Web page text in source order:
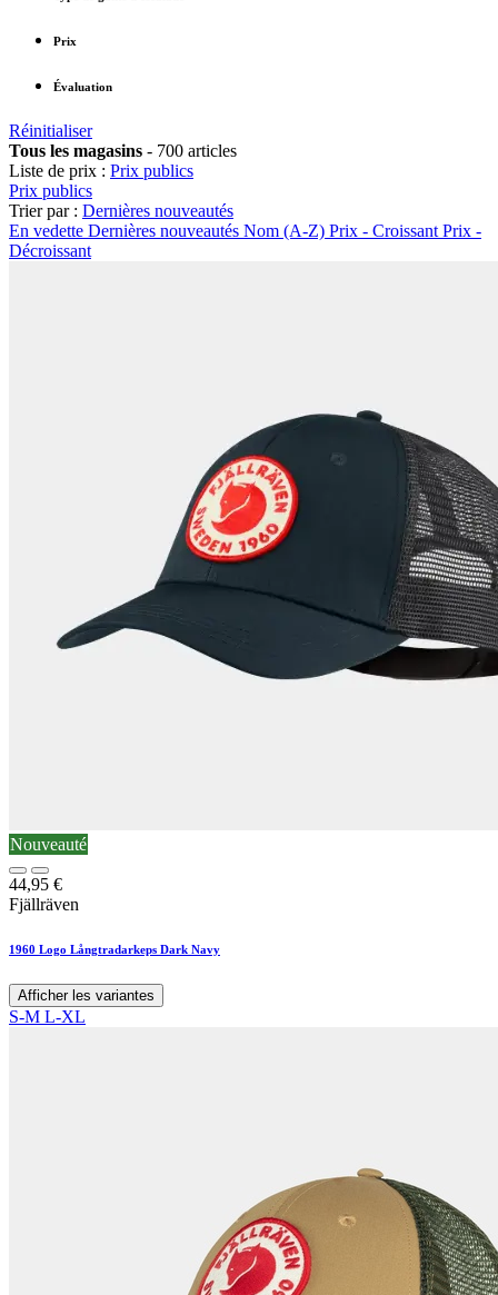
Prix
Évaluation
Réinitialiser
Tous les magasins - 700 articles
Liste de prix : Prix publics
Prix publics
Trier par : Dernières nouveautés
En vedette Dernières nouveautés Nom (A-Z) Prix - Croissant Prix -
Décroissant
Nouveauté
44,95 €
Fjällräven
1960 Logo Långtradarkeps Dark Navy
Afficher les variantes
S-M L-XL